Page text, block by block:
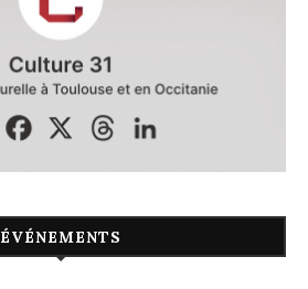
ÉVÉNEMENTS